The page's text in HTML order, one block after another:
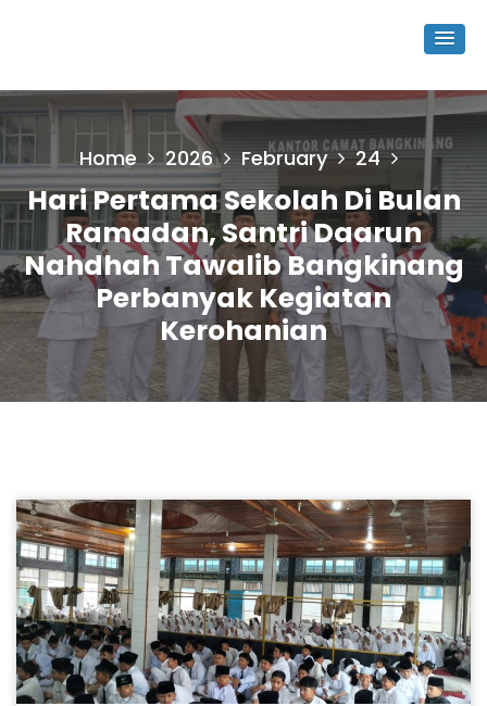
Home 2026 February 24
Hari Pertama Sekolah Di Bulan
Ramadan, Santri Daarun
Nahdhah Tawalib Bangkinang
Perbanyak Kegiatan
Kerohanian